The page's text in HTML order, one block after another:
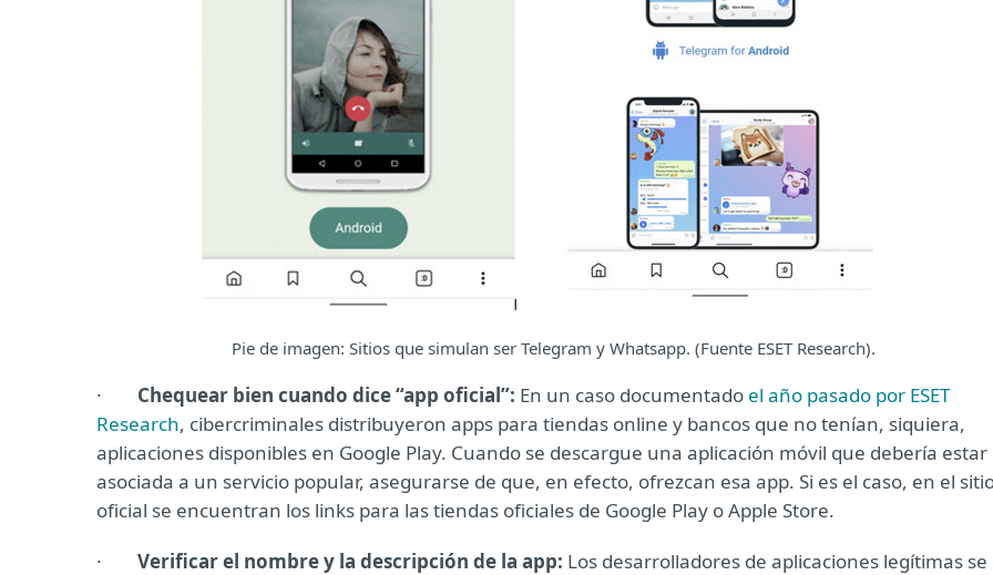
Pie de imagen: Sitios que simulan ser Telegram y Whatsapp. (Fuente ESET Research).
· Chequear bien cuando dice “app oficial”: En un caso documentado el año pasado por ESET
Research, cibercriminales distribuyeron apps para tiendas online y bancos que no tenían, siquiera,
aplicaciones disponibles en Google Play. Cuando se descargue una aplicación móvil que debería estar
asociada a un servicio popular, asegurarse de que, en efecto, ofrezcan esa app. Si es el caso, en el
oficial se encuentran los links para las tiendas oficiales de Google Play o Apple Store.
· Verificar el nombre y la descripción de la app: Los desarrolladores de aplicaciones legítimas se